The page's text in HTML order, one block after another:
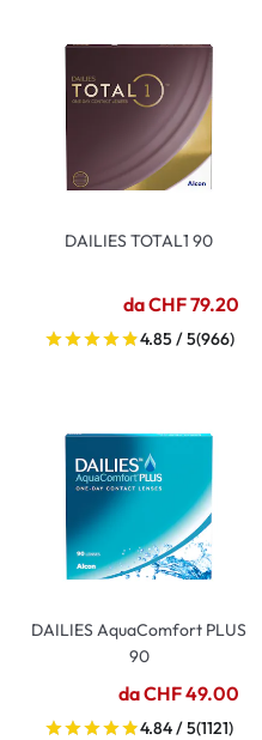
DAILIES TOTAL1 90
da CHF 79.20
4.85 / 5(966)
DAILIES AquaComfort PLUS
90
da CHF 49.00
4.84 / 5(1121)